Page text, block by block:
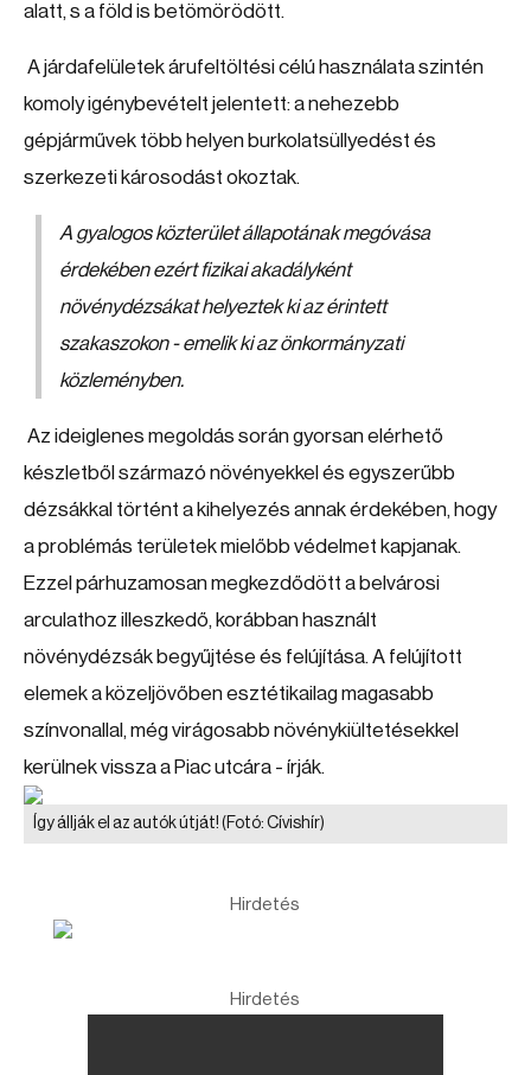
alatt, s a föld is betömörödött.
A járdafelületek árufeltöltési célú használata szintén
komoly igénybevételt jelentett: a nehezebb
gépjárművek több helyen burkolatsüllyedést és
szerkezeti károsodást okoztak.
A gyalogos közterület állapotának megóvása
érdekében ezért fizikai akadályként
növénydézsákat helyeztek ki az érintett
szakaszokon - emelik ki az önkormányzati
közleményben.
Az ideiglenes megoldás során gyorsan elérhető
készletből származó növényekkel és egyszerűbb
dézsákkal történt a kihelyezés annak érdekében, hogy
a problémás területek mielőbb védelmet kapjanak.
Ezzel párhuzamosan megkezdődött a belvárosi
arculathoz illeszkedő, korábban használt
növénydézsák begyűjtése és felújítása. A felújított
elemek a közeljövőben esztétikailag magasabb
színvonallal, még virágosabb növénykiültetésekkel
kerülnek vissza a Piac utcára - írják.
Így állják el az autók útját! (Fotó: Cívishír)
Hirdetés
Hirdetés